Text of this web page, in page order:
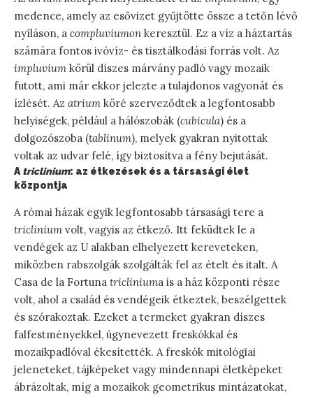
medence, amely az esővizet gyűjtötte össze a tetőn lévő
nyíláson, a compluviumon keresztül. Ez a víz a háztartás
számára fontos ivóvíz- és tisztálkodási forrás volt. Az
impluvium körül díszes márvány padló vagy mozaik
futott, ami már ekkor jelezte a tulajdonos vagyonát és
ízlését. Az atrium köré szerveződtek a legfontosabb
helyiségek, például a hálószobák (cubicula) és a
dolgozószoba (tablinum), melyek gyakran nyitottak
voltak az udvar felé, így biztosítva a fény bejutását.
Atriclinium: az étkezések és a társasági élet
központja
A római házak egyik legfontosabb társasági tere a
triclinium volt, vagyis az étkező. Itt feküdtek le a
vendégek az U alakban elhelyezett kereveteken,
miközben rabszolgák szolgálták fel az ételt és italt. A
Casa de la Fortuna tricliniuma is a ház központi része
volt, ahol a család és vendégeik étkeztek, beszélgettek
és szórakoztak. Ezeket a termeket gyakran díszes
falfestményekkel, úgynevezett freskókkal és
mozaikpadlóval ékesítették. A freskók mitológiai
jeleneteket, tájképeket vagy mindennapi életképeket
ábrázoltak, míg a mozaikok geometrikus mintázatokat,